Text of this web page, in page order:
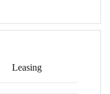
Leasing